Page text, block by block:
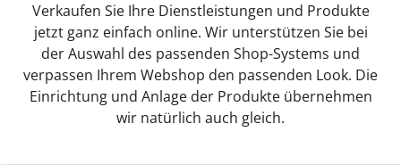
Verkaufen Sie Ihre Dienstleistungen und Produkte
jetzt ganz einfach online. Wir unterstützen Sie bei
der Auswahl des passenden Shop-Systems und
verpassen Ihrem Webshop den passenden Look. Die
Einrichtung und Anlage der Produkte übernehmen
wir natürlich auch gleich.